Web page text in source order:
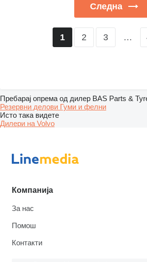
Следна
1 2 3 …
Пребарај опрема од дилер BAS Parts &
Резервни делови Гуми и фелни
Исто така видете
Дилери на Volvo
Компанија
За нас
Помош
Контакти